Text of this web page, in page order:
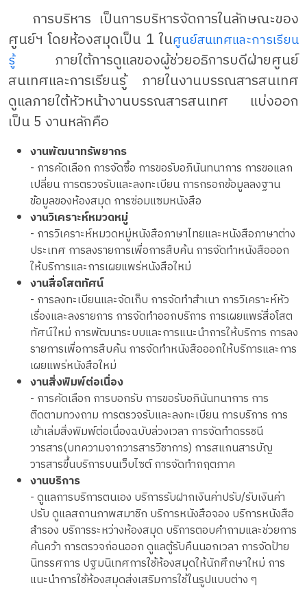
การบริหาร เป็นการบริหารจัดการในลักษณะของ
ศูนย์ฯ โดยห้องสมุดเป็น 1 ในศูนย์สนเทศและการเรียน
รู้ภายใต้การดูแลของผู้ช่วยอธิการบดีฝ่ายศูนย์
สนเทศและการเรียนรู้ ภายในงานบรรณสารสนเทศ
ดูแลภายใต้หัวหน้างานบรรณสารสนเทศ แบ่งออก
เป็น 5 งานหลักคือ
งานพัฒนาทรัพยากร
- การคัดเลือก การจัดซื้อ การขอรับอภินันทนาการ การขอแลก
เปลี่ยน การตรวจรับและลงทะเบียน การกรอกข้อมูลลงฐาน
ข้อมูลของห้องสมุด การซ่อมแซมหนังสือ
งานวิเคราะห์หมวดหมู่
- การวิเคราะห์หมวดหมู่หนังสือภาษาไทยและหนังสือภาษาต่าง
ประเทศ การลงรายการเพื่อการสืบค้น การจัดทำหนังสือออก
ให้บริการและการเผยแพร่หนังสือใหม่
งานสื่อโสตทัศน์
- การลงทะเบียนและจัดเก็บ การจัดทำสำเนา การวิเคราะห์หัว
เรื่องและลงรายการ การจัดทำออกบริการ การเผยแพร่สื่อโสต
ทัศน์ใหม่ การพัฒนาระบบและการแนะนำการให้บริการ การลง
รายการเพื่อการสืบค้น การจัดทำหนังสือออกให้บริการและการ
เผยแพร่หนังสือใหม่
งานสิ่งพิมพ์ต่อเนื่อง
- การคัดเลือก การบอกรับ การขอรับอภินันทนาการ การ
ติดตามทวงถาม การตรวจรับและลงทะเบียน การบริการ การ
เข้าเล่มสิ่งพิมพ์ต่อเนื่องฉบับล่วงเวลา การจัดทำดรรชนี
วารสาร(บทความจากวารสารวิชาการ) การสแกนสารบัญ
วารสารขึ้นบริการบนเว็บไซต์ การจัดทำกฤตภาค
งานบริการ
- ดูแลการบริการตนเอง บริการรับฝากเงินค่าปรับ/รับเงินค่า
ปรับ ดูแลสถานภาพสมาชิก บริการหนังสือจอง บริการหนังสือ
สำรอง บริการระหว่างห้องสมุด บริการตอบคำถามและช่วยการ
ค้นคว้า การตรวจก่อนออก ดูแลตู้รับคืนนอกเวลา การจัดป้าย
นิทรรศการ ปฐมนิเทศการใช้ห้องสมุดให้นักศึกษาใหม่ การ
แนะนำการใช้ห้องสมุดส่งเสริมการใช้ในรูปแบบต่าง ๆ